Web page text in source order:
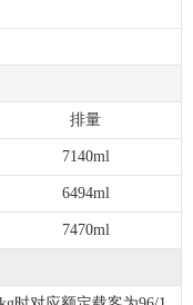
排量
7140ml
6494ml
7470ml